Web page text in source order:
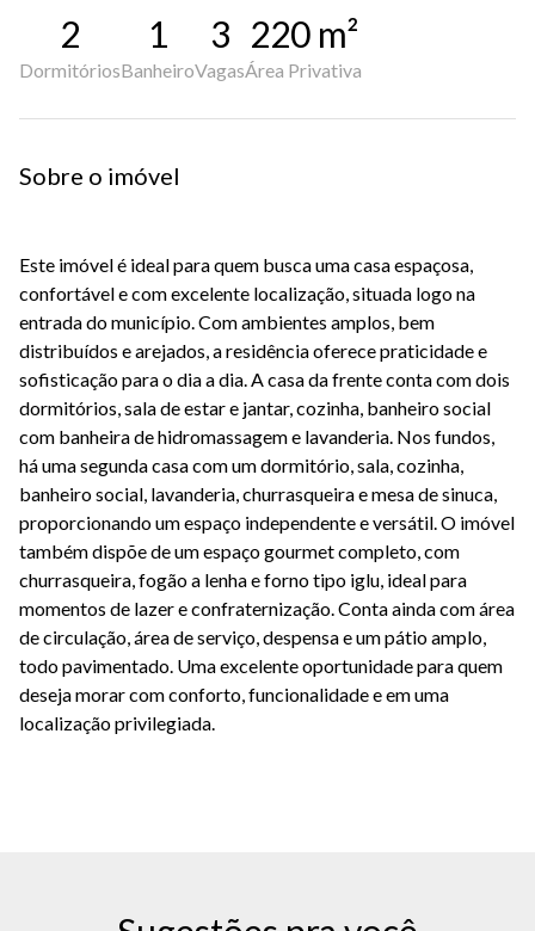
2
Dormitórios
1
Banheiro
3
Vagas
220 m²
Área Privativa
Sobre o imóvel
Este imóvel é ideal para quem busca uma casa espaçosa,
confortável e com excelente localização, situada logo na
entrada do município. Com ambientes amplos, bem
distribuídos e arejados, a residência oferece praticidade e
sofisticação para o dia a dia. A casa da frente conta com dois
dormitórios, sala de estar e jantar, cozinha, banheiro social
com banheira de hidromassagem e lavanderia. Nos fundos,
há uma segunda casa com um dormitório, sala, cozinha,
banheiro social, lavanderia, churrasqueira e mesa de sinuca,
proporcionando um espaço independente e versátil. O imóvel
também dispõe de um espaço gourmet completo, com
churrasqueira, fogão a lenha e forno tipo iglu, ideal para
momentos de lazer e confraternização. Conta ainda com área
de circulação, área de serviço, despensa e um pátio amplo,
todo pavimentado. Uma excelente oportunidade para quem
deseja morar com conforto, funcionalidade e em uma
localização privilegiada.